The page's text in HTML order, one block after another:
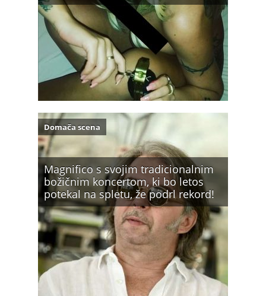
Magnifico s svojim tradicionalnim
božičnim koncertom, ki bo letos
potekal na spletu, že podrl rekord!
Domača scena